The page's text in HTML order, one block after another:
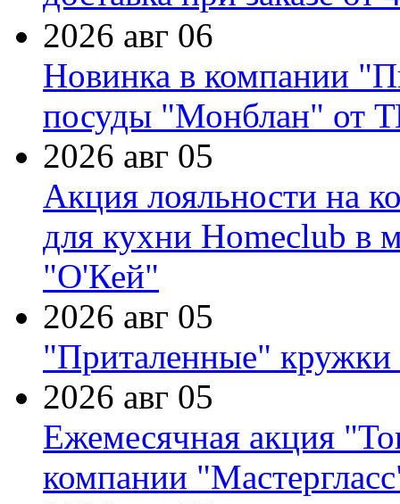
2026 авг 06
Новинка в компании
посуды "Монблан" от
2026 авг 05
Акция лояльности на
для кухни Homeclub в
"О'Кей"
2026 авг 05
"Приталенные" кружки
2026 авг 05
Ежемесячная акция
компании